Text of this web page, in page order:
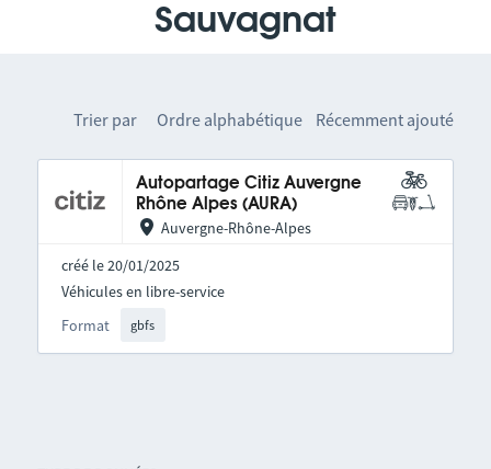
Sauvagnat
Trier par Ordre alphabétique Récemment ajouté
Autopartage Citiz Auvergne
Rhône Alpes (AURA)
Auvergne-Rhône-Alpes
créé le 20/01/2025
Format gbfs
Véhicules en libre-service